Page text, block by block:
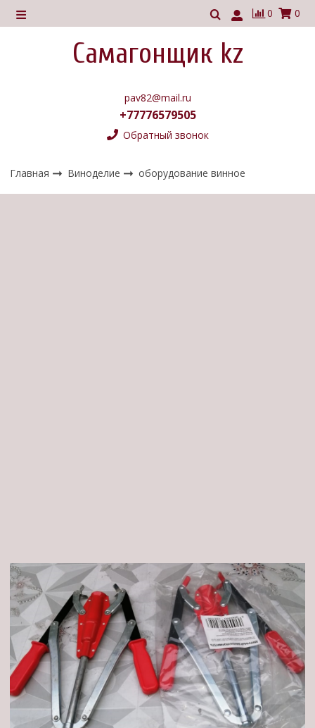
0 0
Самагонщик kz
pav82@mail.ru
+77776579505
Обратный звонок
Главная Виноделие оборудование винное